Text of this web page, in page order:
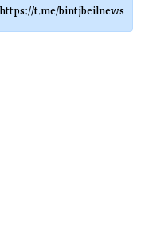
https://t.me/bintjbeilnews